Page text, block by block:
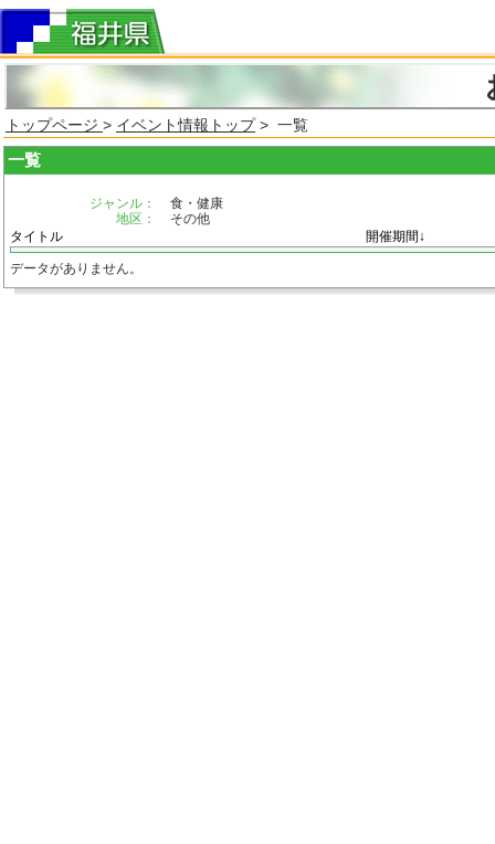
トップページ > イベント情報トップ> 一覧
一覧
ジャンル：
食・健康
地区：
その他
タイトル
開催期間↓
データがありません。